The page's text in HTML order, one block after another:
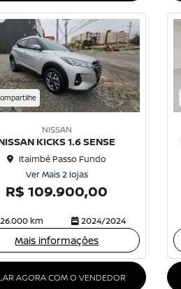
NISSAN
KICKS 1.6 SENSE
Itaimbé Passo Fundo
Ver Mais 2 lojas
R$ 109.900,00
km 2024/2024
Mais informações
AGORA COM O VENDEDOR